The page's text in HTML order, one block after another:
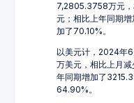
7,2805.3758万元，
元；相比上年同期
加了70.10%。
以美元计，2024年
万美元，相比上月
年同期增加了
64.90%。